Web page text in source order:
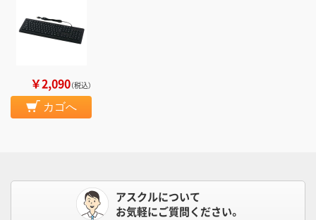
￥2,090（税込）
カゴへ
アスクルについて
お気軽にご質問ください。